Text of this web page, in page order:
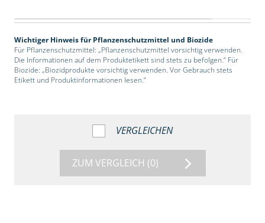
Wichtiger Hinweis für Pflanzenschutzmittel und Biozide
Für Pflanzenschutzmittel: „Pflanzenschutzmittel vorsichtig verwenden.
Die Informationen auf dem Produktetikett sind stets zu befolgen.“ Für
Biozide: „Biozidprodukte vorsichtig verwenden. Vor Gebrauch stets
Etikett und Produktinformationen lesen.“
VERGLEICHEN
ZUM VERGLEICH (0)